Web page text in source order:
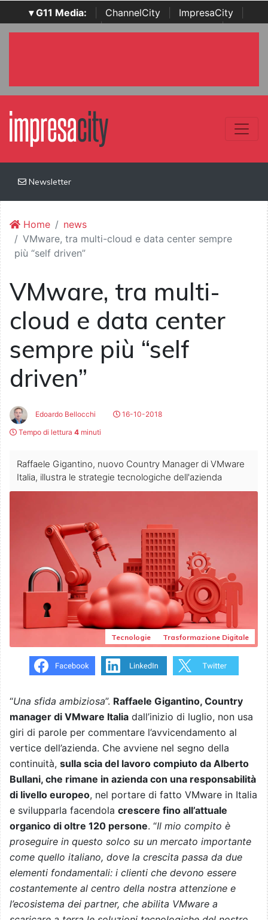
▾ G11 Media: ChannelCity ImpresaCity
SecurityOpenLab | Italian Channel Awards | Italian
Newsletter
Home
news
VMware, tra multi-cloud e data center sempre
più “self driven”
VMware, tra multi-
cloud e data center
sempre più “self
driven”
Edoardo Bellocchi
16-10-2018
Tempo di lettura 4 minuti
Raffaele Gigantino, nuovo Country Manager di VMware
Italia, illustra le strategie tecnologiche dell'azienda
Tecnologie Trasformazione Digitale
“Una sfida ambiziosa”. Raffaele Gigantino, Country
manager di VMware Italia dall’inizio di luglio, non usa
giri di parole per commentare l’avvicendamento al
vertice dell’azienda. Che avviene nel segno della
continuità, sulla scia del lavoro compiuto da Alberto
Bullani, che rimane in azienda con una responsabilità
di livello europeo, nel portare di fatto VMware in Italia
e svilupparla facendola crescere fino all’attuale
organico di oltre 120 persone. “Il mio compito è
proseguire in questo solco su un mercato importante
come quello italiano, dove la crescita passa da due
elementi fondamentali: i clienti che devono essere
costantemente al centro della nostra attenzione e
l’ecosistema dei partner, che abilita VMware a